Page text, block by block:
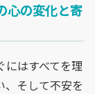
心の変化と寄
にはすべてを理
、そして不安を